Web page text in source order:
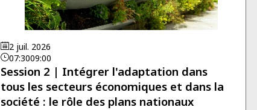
2 juil. 2026
07:3009:00
Session 2 | Intégrer l'adaptation dans
tous les secteurs économiques et dans la
société : le rôle des plans nationaux